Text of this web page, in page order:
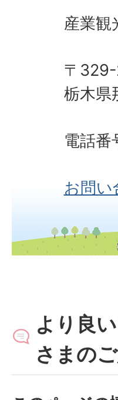
産業観
〒
栃木県
電話
お問い
より良
さまの